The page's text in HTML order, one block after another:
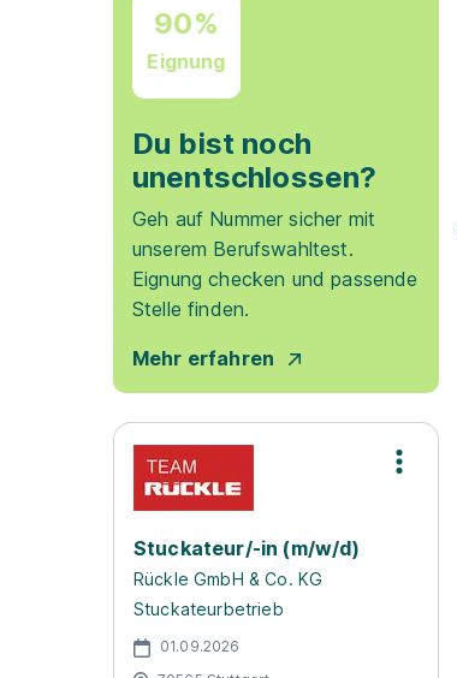
90%
Eignung
Du bist noch
unentschlossen?
Geh auf Nummer sicher mit
unserem Berufswahltest.
Eignung checken und passende
Stelle finden.
Mehr erfahren
Stuckateur/-in (m/w/d)
Rückle GmbH & Co. KG
Stuckateurbetrieb
01.09.2026